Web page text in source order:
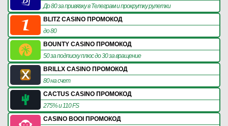
До 80 за привязку в Телеграм и прокрутку рулетки
BLITZ CASINO ПРОМОКОД
до 80
BOUNTY CASINO ПРОМОКОД
50 за подписку плюс до 30 за вращение
BRILLX CASINO ПРОМОКОД
80 на счет
CACTUS CASINO ПРОМОКОД
275% и 110 FS
CASINO BOOI ПРОМОКОД